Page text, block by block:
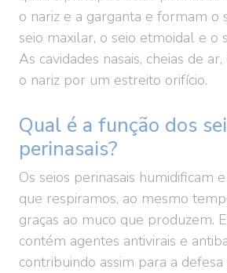
o nariz e a garganta e formam o
seio maxilar, o seio etmoidal e o
As cavidades nasais, cheias de
o nariz por um estreito orifício.
Qual é a função dos
perinasais?
Os seios perinasais humidificam
que respiramos, ao mesmo
graças ao muco que produzem.
contém agentes antivirais e
contribuindo assim para a